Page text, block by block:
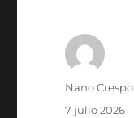
Autor
Nano Crespo
Publicado
7 julio 2026